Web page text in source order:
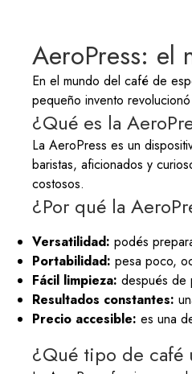
AeroPress: el
En el mundo del café de
pequeño invento
¿Qué es la
La AeroPress es un
baristas, aficionados y
costosos.
¿Por qué la
Versatilidad: podés
Portabilidad: pesa poco,
Fácil limpieza: después de
Resultados constantes:
Precio accesible: es una
¿Qué tipo de café